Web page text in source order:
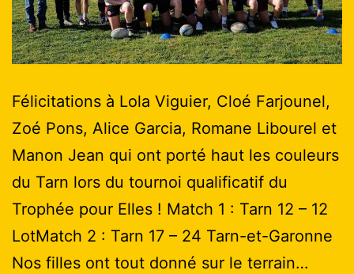
Félicitations à Lola Viguier, Cloé Farjounel,
Zoé Pons, Alice Garcia, Romane Libourel et
Manon Jean qui ont porté haut les couleurs
du Tarn lors du tournoi qualificatif du
Trophée pour Elles ! Match 1 : Tarn 12 – 12
LotMatch 2 : Tarn 17 – 24 Tarn-et-Garonne
Nos filles ont tout donné sur le terrain…